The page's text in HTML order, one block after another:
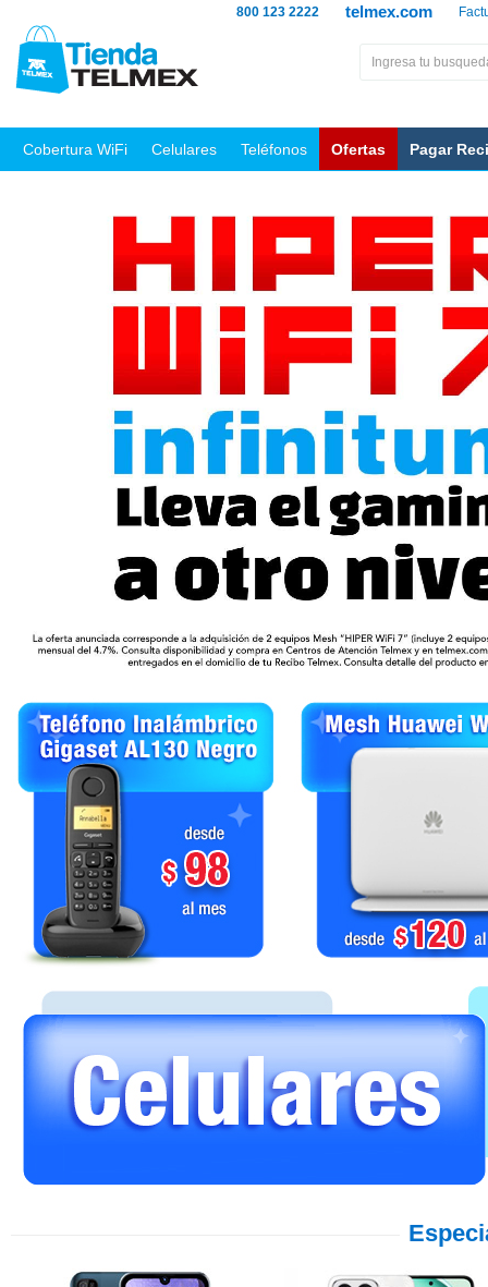
telmex.com
800 123 2222
Cobertura WiFi Celulares Teléfonos Ofertas Pagar